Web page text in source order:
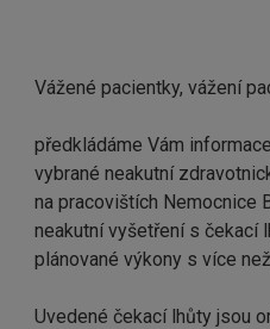
Vážené pacientky, vážení
předkládáme Vám
vybrané neakutní
na pracovištích Nemocnice
neakutní vyšetření s čekací
plánované výkony s více
Uvedené čekací lhůty jsou